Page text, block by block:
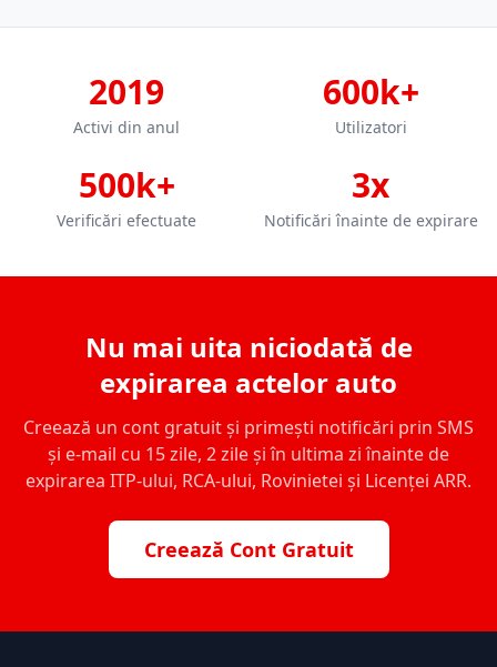
2019
Activi din anul
600k+
Utilizatori
500k+
Verificări efectuate
3x
Notificări înainte de expirare
Nu mai uita niciodată de
expirarea actelor auto
Creează un cont gratuit și primești notificări prin SMS
și e-mail cu 15 zile, 2 zile și în ultima zi înainte de
expirarea ITP-ului, RCA-ului, Rovinietei și Licenței ARR.
Creează Cont Gratuit